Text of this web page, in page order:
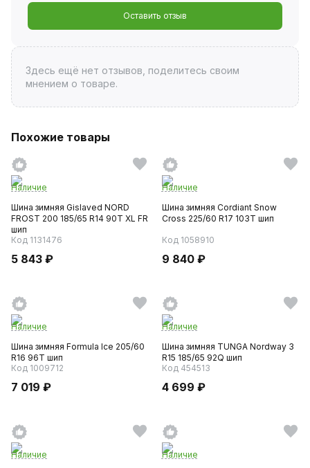
Оставить отзыв
Здесь ещё нет отзывов, поделитесь своим
мнением о товаре.
Похожие товары
Наличие
Шина зимняя Gislaved NORD
FROST 200 185/65 R14 90T XL FR
шип
Код 1131476
5 843 ₽
Наличие
Шина зимняя Cordiant Snow
Cross 225/60 R17 103T шип
Код 1058910
9 840 ₽
Наличие
Шина зимняя Formula Ice 205/60
R16 96T шип
Код 1009712
7 019 ₽
Наличие
Шина зимняя TUNGA Nordway 3
R15 185/65 92Q шип
Код 454513
4 699 ₽
Наличие
Наличие